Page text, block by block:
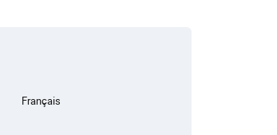
Français